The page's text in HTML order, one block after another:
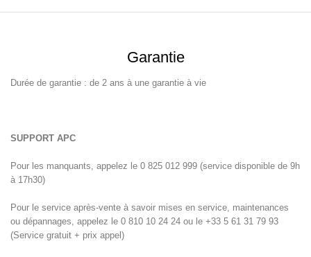
Garantie
Durée de garantie : de 2 ans à une garantie à vie
SUPPORT APC
Pour les manquants, appelez le 0 825 012 999 (service disponible de 9h
à 17h30)
Pour le service après-vente à savoir mises en service, maintenances
ou dépannages, appelez le 0 810 10 24 24 ou le +33 5 61 31 79 93
(Service gratuit + prix appel)